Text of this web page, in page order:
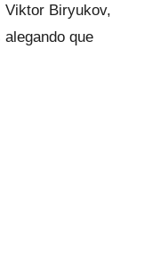
Biryukov,
que